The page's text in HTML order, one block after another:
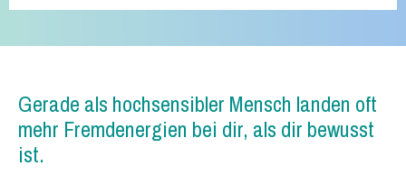
Gerade als hochsensibler Mensch landen oft
mehr Fremdenergien bei dir, als dir bewusst
ist.